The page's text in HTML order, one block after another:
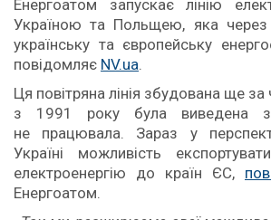
Енергоатом запускає лінію
Україною та Польщею, яка через
українську та європейську
повідомляє NV.ua.
Ця повітряна лінія збудована ще
з 1991 року була виведена з
не працювала. Зараз у
Україні можливість
електроенергію до країн ЄС,
Енергоатом.